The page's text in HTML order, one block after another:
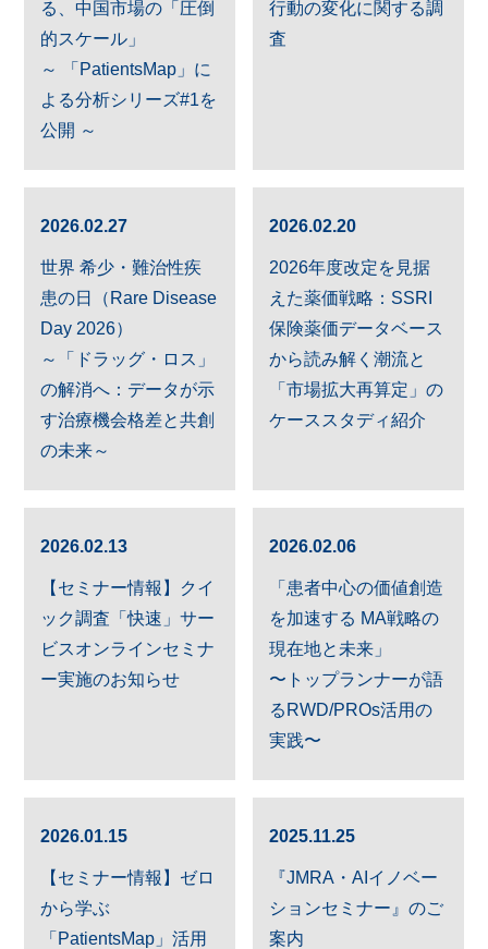
る、中国市場の「圧倒
的スケール」
～ 「PatientsMap」に
よる分析シリーズ#1を
公開 ～
行動の変化に関する調
査
2026.02.27
世界 希少・難治性疾
患の日（Rare Disease
Day 2026）
～「ドラッグ・ロス」
の解消へ：データが示
す治療機会格差と共創
の未来～
2026.02.20
2026年度改定を見据
えた薬価戦略：SSRI
保険薬価データベース
から読み解く潮流と
「市場拡大再算定」の
ケーススタディ紹介
2026.02.13
【セミナー情報】クイ
ック調査「快速」サー
ビスオンラインセミナ
ー実施のお知らせ
2026.02.06
「患者中心の価値創造
を加速する MA戦略の
現在地と未来」
〜トップランナーが語
るRWD/PROs活用の
実践〜
2026.01.15
【セミナー情報】ゼロ
から学ぶ
「PatientsMap」活用
2025.11.25
『JMRA・AIイノベー
ションセミナー』のご
案内